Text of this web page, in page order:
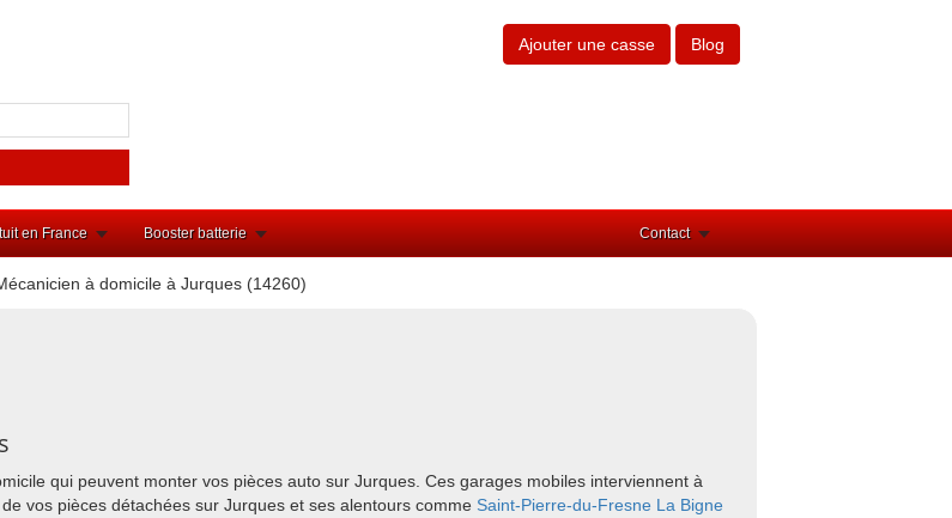
Ajouter une casse Blog
en France Booster batterie Contact
à domicile à Jurques (14260)
qui peuvent monter vos pièces auto sur Jurques. Ces garages mobiles interviennent à
vos pièces détachées sur Jurques et ses alentours comme Saint-Pierre-du-Fresne La Bigne